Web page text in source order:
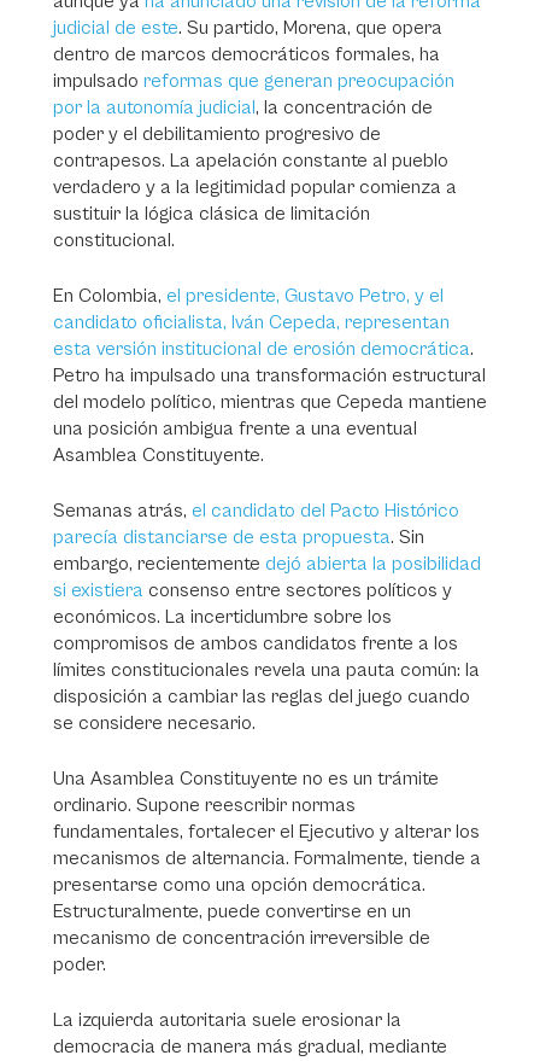
judicial de este. Su partido, Morena, que opera
dentro de marcos democráticos formales, ha
impulsado reformas que generan preocupación
por la autonomía judicial, la concentración de
poder y el debilitamiento progresivo de
contrapesos. La apelación constante al pueblo
verdadero y a la legitimidad popular comienza a
sustituir la lógica clásica de limitación
constitucional.
En Colombia, el presidente, Gustavo Petro, y el
candidato oficialista, Iván Cepeda, representan
esta versión institucional de erosión democrática.
Petro ha impulsado una transformación estructural
del modelo político, mientras que Cepeda mantiene
una posición ambigua frente a una eventual
Asamblea Constituyente.
Semanas atrás, el candidato del Pacto Histórico
parecía distanciarse de esta propuesta. Sin
embargo, recientemente dejó abierta la posibilidad
si existiera consenso entre sectores políticos y
económicos. La incertidumbre sobre los
compromisos de ambos candidatos frente a los
límites constitucionales revela una pauta común: la
disposición a cambiar las reglas del juego cuando
se considere necesario.
Una Asamblea Constituyente no es un trámite
ordinario. Supone reescribir normas
fundamentales, fortalecer el Ejecutivo y alterar los
mecanismos de alternancia. Formalmente, tiende a
presentarse como una opción democrática.
Estructuralmente, puede convertirse en un
mecanismo de concentración irreversible de
poder.
La izquierda autoritaria suele erosionar la
democracia de manera más gradual, mediante